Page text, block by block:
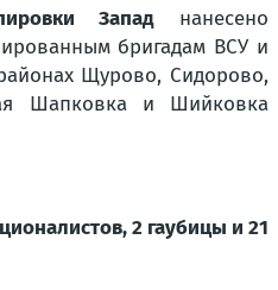
Западнанесено
бригадам ВСУ и
Щурово, Сидорово,
Шапковка и Шийковка
2 гаубицы и 21